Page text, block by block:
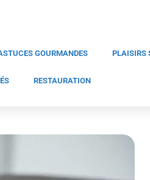
GOURMANDES PLAISIRS
RESTAURATION